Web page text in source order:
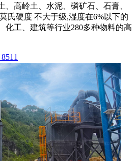
、高岭土、水泥、磷矿石、石膏、
氏硬度 不大于级,湿度在6%以下的
化工、建筑等行业280多种物料的高